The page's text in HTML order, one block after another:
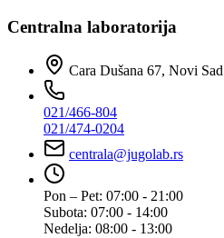
Centralna laboratorija
Cara Dušana 67, Novi Sad
021/466-804
021/474-0204
centrala@jugolab.rs
Pon – Pet: 07:00 - 21:00
Subota: 07:00 - 14:00
Nedelja: 08:00 - 13:00